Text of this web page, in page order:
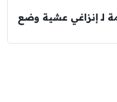
لـ إنزاغي عشية وضع